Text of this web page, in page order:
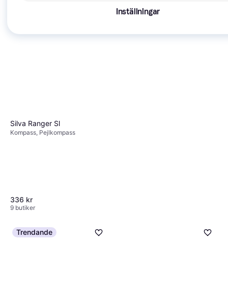
Silva Ranger Sl
Kompass, Pejlkompass
336 kr
9 butiker
Trendande
Inställningar